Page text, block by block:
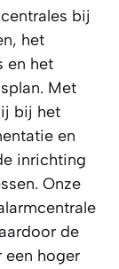
bij
het
en het
Met
bij het
en
inrichting
Onze
de
een hoger